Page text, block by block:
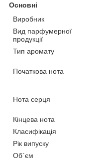
Основні
Виробник
Вид парфумерної
продукції
Тип аромату
Початкова нота
Нота серця
Кінцева нота
Класифікація
Рік випуску
Об`єм